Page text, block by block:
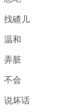
找碴儿
温和
弄脏
不会
说坏话